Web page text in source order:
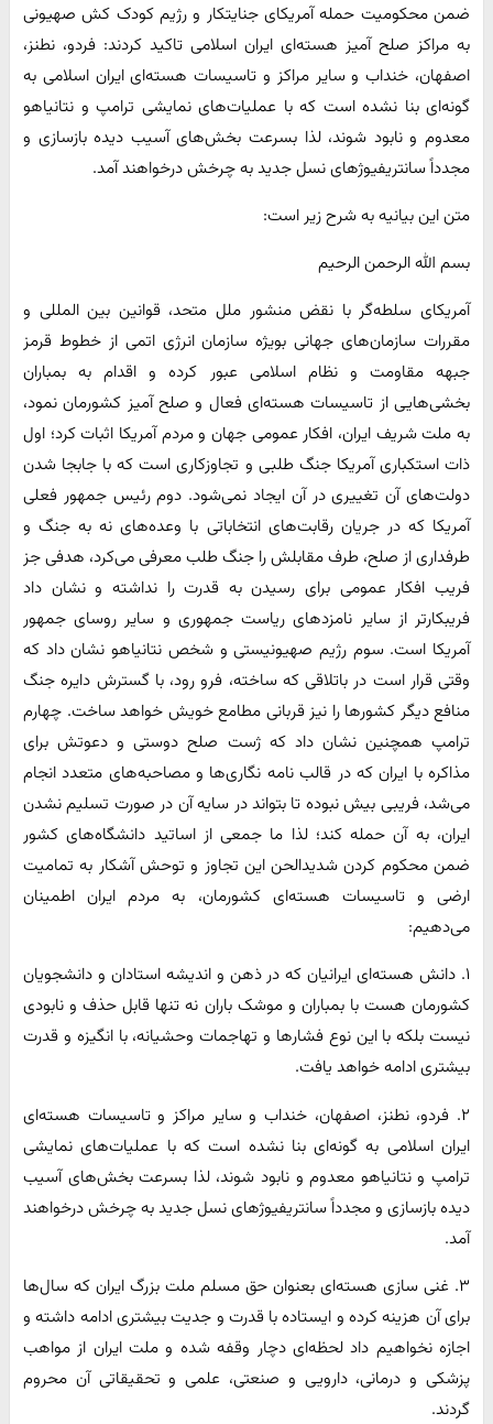
ضمن محکومیت حمله آمریکای جنایتکار و رژیم کودک کش صهیونی
به مراکز صلح آمیز هسته‌ای ایران اسلامی تاکید کردند: فردو، نطنز،
اصفهان، خنداب و سایر مراکز و تاسیسات هسته‌ای ایران اسلامی به
گونه‌ای بنا نشده است که با عملیات‌های نمایشی ترامپ و نتانیاهو
معدوم و نابود شوند، لذا بسرعت بخش‌های آسیب دیده بازسازی و
مجدداً سانتریفیوژهای نسل جدید به چرخش درخواهند آمد.
متن این بیانیه به شرح زیر است:
بسم الله الرحمن الرحیم
آمریکای سلطه‌گر با نقض منشور ملل متحد، قوانین بین المللی و
مقررات سازمان‌های جهانی بویژه سازمان انرژی اتمی از خطوط قرمز
جبهه مقاومت و نظام اسلامی عبور کرده و اقدام به بمباران
بخشی‌هایی از تاسیسات هسته‌ای فعال و صلح آمیز کشورمان نمود،
به ملت شریف ایران، افکار عمومی جهان و مردم آمریکا اثبات کرد؛ اول
ذات استکباری آمریکا جنگ طلبی و تجاوزکاری است که با جابجا شدن
دولت‌های آن تغییری در آن ایجاد نمی‌شود. دوم رئیس جمهور فعلی
آمریکا که در جریان رقابت‌های انتخاباتی با وعده‌های نه به جنگ و
طرفداری از صلح، طرف مقابلش را جنگ طلب معرفی می‌کرد، هدفی جز
فریب افکار عمومی برای رسیدن به قدرت را نداشته و نشان داد
فریبکارتر از سایر نامزدهای ریاست جمهوری و سایر روسای جمهور
آمریکا است. سوم رژیم صهیونیستی و شخص نتانیاهو نشان داد که
وقتی قرار است در باتلاقی که ساخته، فرو رود، با گسترش دایره جنگ
منافع دیگر کشورها را نیز قربانی مطامع خویش خواهد ساخت. چهارم
ترامپ همچنین نشان داد که ژست صلح دوستی و دعوتش برای
مذاکره با ایران که در قالب نامه نگاری‌ها و مصاحبه‌های متعدد انجام
می‌شد، فریبی بیش نبوده تا بتواند در سایه آن در صورت تسلیم نشدن
ایران، به آن حمله کند؛ لذا ما جمعی از اساتید دانشگاه‌های کشور
ضمن محکوم کردن شدیدالحن این تجاوز و توحش آشکار به تمامیت
ارضی و تاسیسات هسته‌ای کشورمان، به مردم ایران اطمینان
می‌دهیم:
۱. دانش هسته‌ای ایرانیان که در ذهن و اندیشه استادان و دانشجویان
کشورمان هست با بمباران و موشک باران نه تنها قابل حذف و نابودی
نیست بلکه با این نوع فشارها و تهاجمات وحشیانه، با انگیزه و قدرت
بیشتری ادامه خواهد یافت.
۲. فردو، نطنز، اصفهان، خنداب و سایر مراکز و تاسیسات هسته‌ای
ایران اسلامی به گونه‌ای بنا نشده است که با عملیات‌های نمایشی
ترامپ و نتانیاهو معدوم و نابود شوند، لذا بسرعت بخش‌های آسیب
دیده بازسازی و مجدداً سانتریفیوژهای نسل جدید به چرخش درخواهند
آمد.
۳. غنی سازی هسته‌ای بعنوان حق مسلم ملت بزرگ ایران که سال‌ها
برای آن هزینه کرده و ایستاده با قدرت و جدیت بیشتری ادامه داشته و
اجازه نخواهیم داد لحظه‌ای دچار وقفه شده و ملت ایران از مواهب
پزشکی و درمانی، دارویی و صنعتی، علمی و تحقیقاتی آن محروم
گردند.